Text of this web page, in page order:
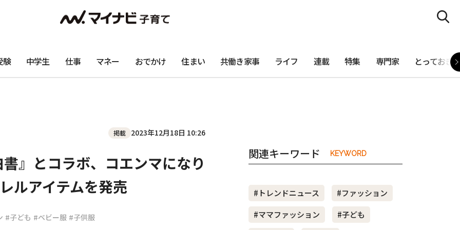
験 中学生 仕事 マネー おでかけ 住まい 共働き家事 ライフ 連載 特集 専門家 とっておき
掲載 2023年12月18日 10:26
』とコラボ、コエンマになり
ルアイテムを発売
#子ども #ベビー服 #子供服
関連キーワード KEYWORD
#トレンドニュース
#ファッション
#ママファッション
#子ども